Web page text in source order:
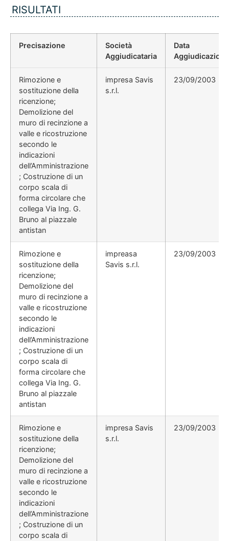
RISULTATI
Precisazione
Società
Aggiudicataria
Data
Aggiudicazione
Rimozione e
sostituzione della
ricenzione;
Demolizione del
muro di recinzione a
valle e ricostruzione
secondo le
indicazioni
dell’Amministrazione
; Costruzione di un
corpo scala di
forma circolare che
collega Via Ing. G.
Bruno al piazzale
antistan
impresa Savis
s.r.l.
23/09/2003
Rimozione e
sostituzione della
ricenzione;
Demolizione del
muro di recinzione a
valle e ricostruzione
secondo le
indicazioni
dell’Amministrazione
; Costruzione di un
corpo scala di
forma circolare che
collega Via Ing. G.
Bruno al piazzale
antistan
impreasa
Savis s.r.l.
23/09/2003
Rimozione e
sostituzione della
ricenzione;
Demolizione del
muro di recinzione a
valle e ricostruzione
secondo le
indicazioni
dell’Amministrazione
; Costruzione di un
corpo scala di
impresa Savis
s.r.l.
23/09/2003